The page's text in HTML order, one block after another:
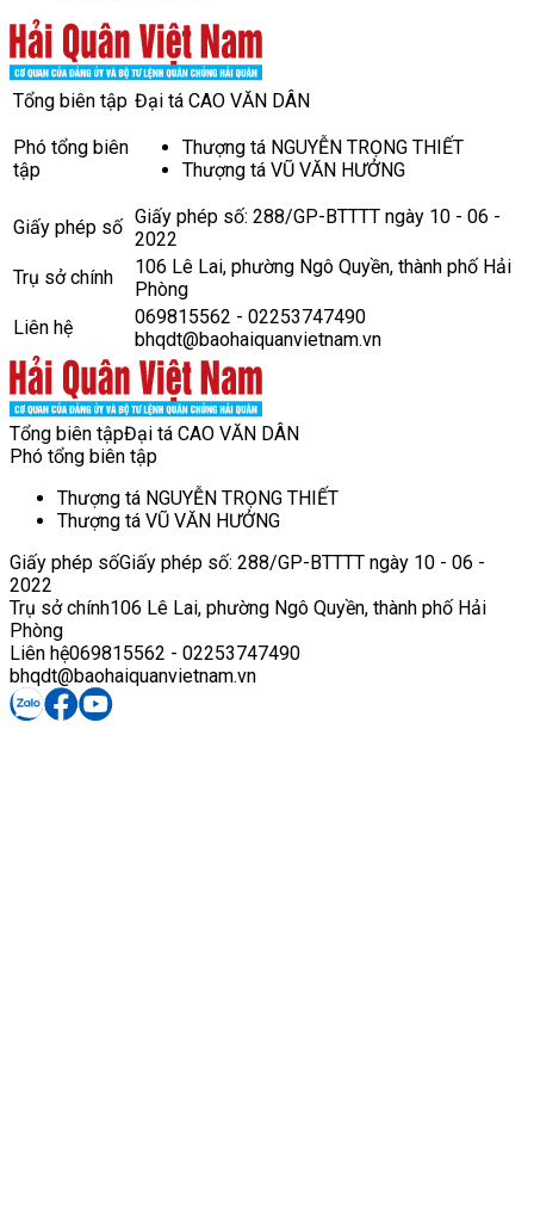
Tổng biên tập Đại tá CAO VĂN DÂN
Phó tổng biên
tập
Thượng tá NGUYỄN TRỌNG THIẾT
Thượng tá VŨ VĂN HƯỞNG
Giấy phép số Giấy phép số: 288/GP-BTTTT ngày 10 - 06 -
2022
Trụ sở chính
106 Lê Lai, phường Ngô Quyền, thành phố Hải
Phòng
Liên hệ
069815562 - 02253747490
bhqdt@baohaiquanvietnam.vn
Tổng biên tậpĐại tá CAO VĂN DÂN
Phó tổng biên tập
Thượng tá NGUYỄN TRỌNG THIẾT
Thượng tá VŨ VĂN HƯỞNG
Giấy phép sốGiấy phép số: 288/GP-BTTTT ngày 10 - 06 -
2022
Trụ sở chính106 Lê Lai, phường Ngô Quyền, thành phố Hải
Phòng
Liên hệ069815562 - 02253747490
bhqdt@baohaiquanvietnam.vn